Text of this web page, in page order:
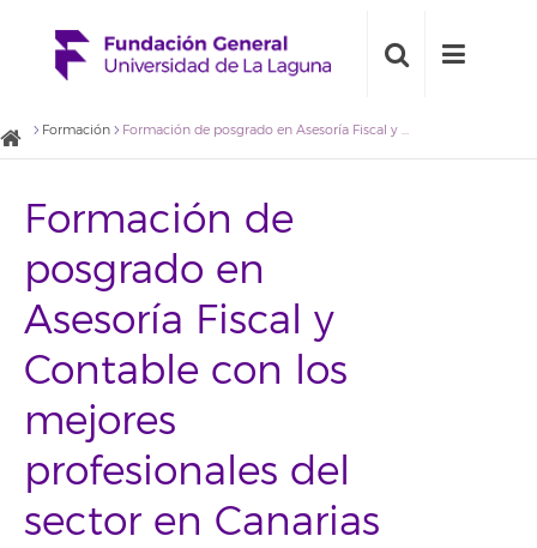
Formación Formación de posgrado en Asesoría Fiscal y Contable con los mejores profesionales del sector en Canarias
Formación de
posgrado en
Asesoría Fiscal y
Contable con los
mejores
profesionales del
sector en Canarias